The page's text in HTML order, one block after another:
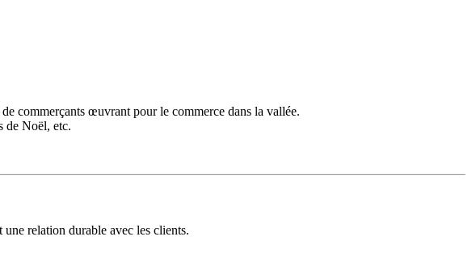
commerçants œuvrant pour le commerce dans la vallée.
de Noël, etc.
relation durable avec les clients.